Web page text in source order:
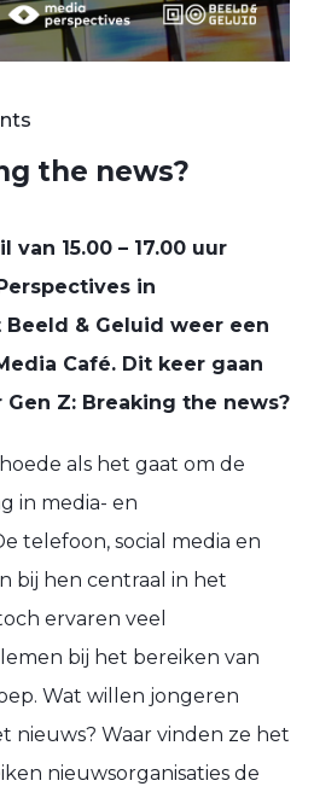
the news?
van 15.00 – 17.00 uur
in
& Geluid weer een
Café. Dit keer gaan
Z: Breaking the news?
als het gaat om de
in media- en
telefoon, social media en
bij hen centraal in het
ervaren veel
bij het bereiken van
Wat willen jongeren
nieuws? Waar vinden ze het
nieuwsorganisaties de